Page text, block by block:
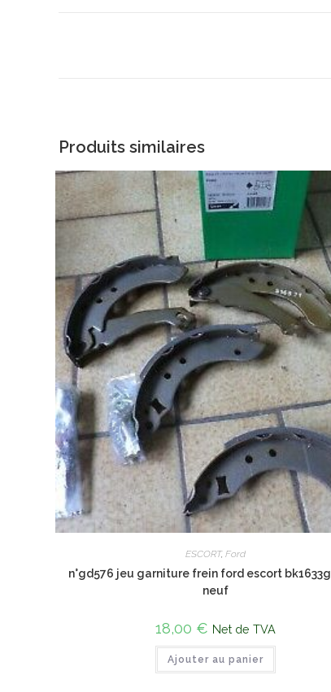
Produits similaires
ESCORT,Ford
n°gd576 jeu garniture frein ford escort
neuf
18,00 € Net de TVA
Ajouter au panier